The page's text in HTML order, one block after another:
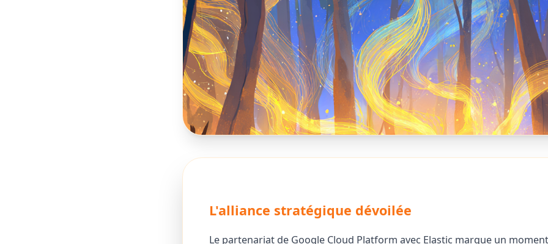
L'alliance stratégique dévoilée
Le partenariat de Google Cloud Platform avec Elastic marque un moment